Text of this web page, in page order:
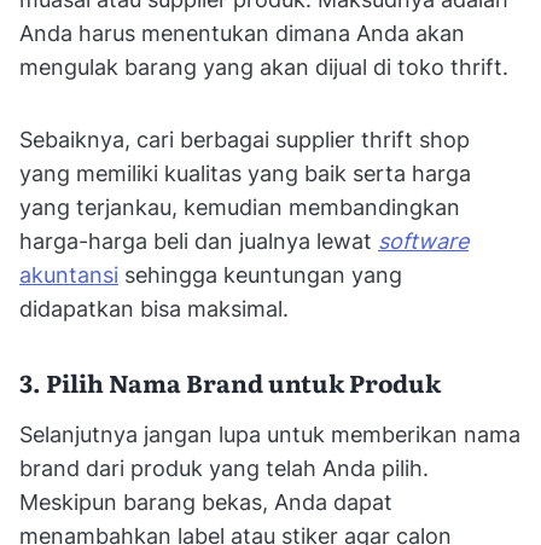
Anda harus menentukan dimana Anda akan
mengulak barang yang akan dijual di toko thrift.
Sebaiknya, cari berbagai supplier thrift shop
yang memiliki kualitas yang baik serta harga
yang terjankau, kemudian membandingkan
harga-harga beli dan jualnya lewat software
akuntansi sehingga keuntungan yang
didapatkan bisa maksimal.
3. Pilih Nama Brand untuk Produk
Selanjutnya jangan lupa untuk memberikan nama
brand dari produk yang telah Anda pilih.
Meskipun barang bekas, Anda dapat
menambahkan label atau stiker agar calon